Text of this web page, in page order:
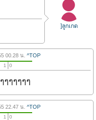
]ลูกเกด
00.28 น. ^TOP
1 0
ๆๆๆๆๆ
22.47 น. ^TOP
1 0